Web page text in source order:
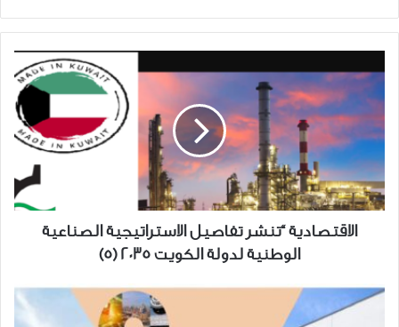
الاقتصادية
“تنشر
تفاصيل
الاستراتيجية
الصناعية
الوطنية
لدولة
الكويت
2035الاقتصادية “تنشر تفاصيل الاستراتيجية الصناعية
الوطنية لدولة الكويت 2035 (5)
خلاف
عربي